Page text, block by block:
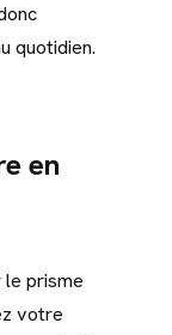
quotidien.
en
prisme
votre